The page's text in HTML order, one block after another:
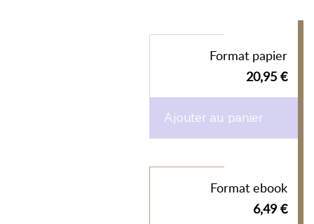
Format papier
20,95 €
Ajouter au panier
Format ebook
6,49 €